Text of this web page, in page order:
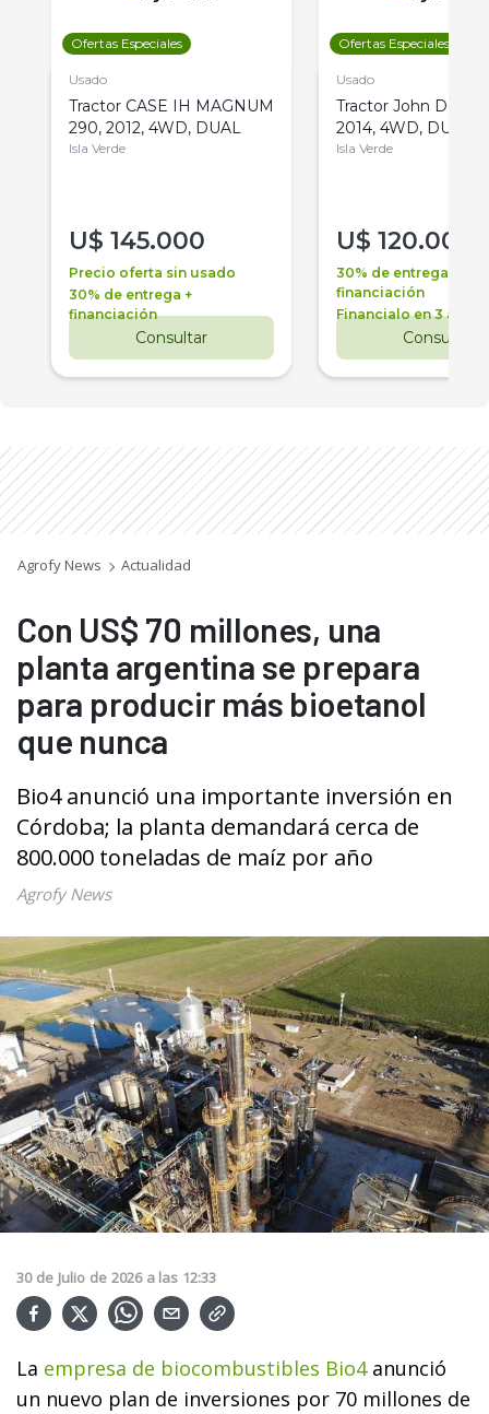
Ofertas Especiales
Usado
Tractor CASE IH MAGNUM
290, 2012, 4WD, DUAL
Isla Verde
U$ 145.000
Precio oferta sin usado
30% de entrega +
financiación
Consultar
Ofertas Especiales
Usado
Tractor John Deere
2014, 4WD, DUAL
Isla Verde
U$ 120.000
30% de entrega +
financiación
Financialo en 3 años
Consultar
Agrofy News Actualidad
Con US$ 70 millones, una
planta argentina se prepara
para producir más bioetanol
que nunca
Bio4 anunció una importante inversión en
Córdoba; la planta demandará cerca de
800.000 toneladas de maíz por año
Agrofy News
30 de Julio de 2026 a las 12:33
La empresa de biocombustibles Bio4anunció
un nuevo plan de inversiones por 70 millones de